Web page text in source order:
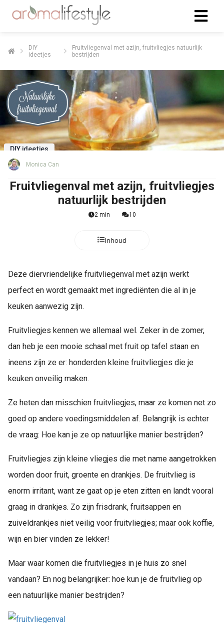
DIY
ideetjes
Fruitvliegenval met azijn, fruitvliegjes natuurlijk
bestrijden
DIY ideetjes
Monica Can
Fruitvliegenval met azijn, fruitvliegjes
natuurlijk bestrijden
2 min 10
Inhoud
Deze diervriendelijke fruitvliegenval met azijn werkt
perfect en wordt gemaakt met ingrediënten die al in je
keuken aanwezig zijn.
Fruitvliegjes kennen we allemaal wel. Zeker in de zomer,
dan heb je een mooie schaal met fruit op tafel staan en
ineens zijn ze er: honderden kleine fruitvliegjes die je
keuken onveilig maken.
Ze heten dan misschien fruitvliegjes, maar ze komen net zo
goed op andere voedingsmiddelen af. Belangrijk is echter
de vraag: Hoe kan je ze op natuurlijke manier bestrijden?
Fruitvliegjes zijn kleine vliegjes die met name aangetrokken
worden door fruit, groente en drankjes. De fruitvlieg is
enorm irritant, want ze gaat op je eten zitten en landt vooral
graag in drankjes. Zo zijn frisdrank, fruitsappen en
zuiveldrankjes niet veilig voor fruitvliegjes; maar ook koffie,
wijn en bier vinden ze lekker!
Maar waar komen die fruitvliegjes in je huis zo snel
vandaan? En nog belangrijker: hoe kun je de fruitvlieg op
een natuurlijke manier bestrijden?